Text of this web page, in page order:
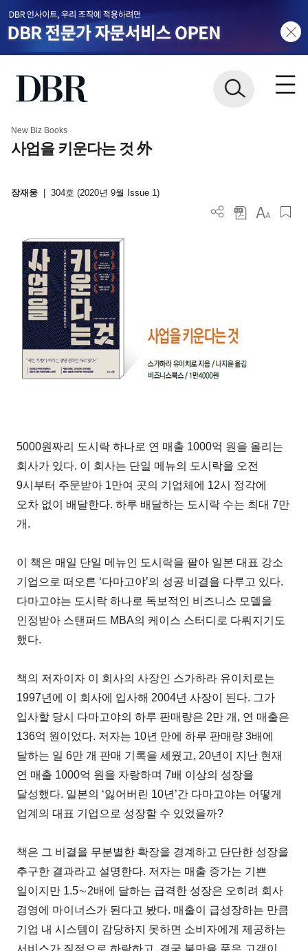
New Biz Books
사업을 키운다는 것 外
장재웅 304호 (2020년 9월 Issue 1)
5000원짜리 도시락 하나로 연 매출 1000억 원을 올리는
회사가 있다. 이 회사는 단일 메뉴의 도시락을 오전
9시부터 주문받아 1만여 곳의 기업체에 12시 정각에
오차 없이 배달한다. 하루 배달하는 도시락 수는 최대 7만
개.
이 책은 매일 단일 메뉴인 도시락을 팔아 일본 대표 강소
기업으로 떠오른 ‘다마고야’의 성공 비결을 다루고 있다.
다마고야는 도시락 하나로 독보적인 비즈니스 모델을
인정받아 스탠퍼드 MBA의 케이스 스터디로 다뤄지기도
했다.
책의 저자이자 이 회사의 사장인 스가하라 유이치로는
1997년에 이 회사에 입사해 2004년 사장이 된다. 그가
입사할 당시 다마고야의 하루 판매량은 2만 개, 연 매출은
136억 원이었다. 저자는 10년 만에 하루 판매량 3배에
달하는 일 6만 개 판매 기록을 세웠고, 20년이 지난 현재
연 매출 1000억 원을 자랑하며 7배 이상의 성장을
달성했다. 일본의 ‘잃어버린 10년’간 다마고야는 어떻게
업계의 대표 기업으로 성장할 수 있었을까?
책은 그 비결을 무분별한 확장을 경계하고 단단한 성장을
추구한 결과라고 설명한다. 저자는 매출 증가는 기쁜
일이지만 1.5∼2배에 달하는 급격한 성장은 오히려 회사
경영에 마이너스가 된다고 봤다. 매출이 급성장하는 만큼
기업 내 시스템이 감당하지 못하면 소비자에게 제공하는
서비스가 질적으로 하락하고, 결국 불만을 품은 고객이